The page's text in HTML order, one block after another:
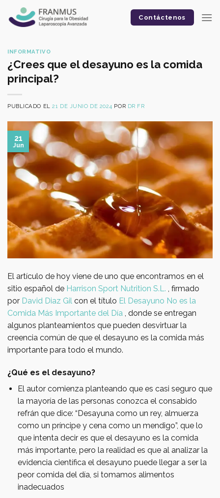
content
Contáctenos
INFORMATIVO
¿Crees que el desayuno es la comida
principal?
PUBLICADO EL21 DE JUNIO DE 2024 POR DR FR
21
Jun
El artículo de hoy viene de uno que encontramos en el
sitio español de Harrison Sport Nutrition S.L. , firmado
por David Diaz Gil con el título El Desayuno No es la
Comida Más Importante del Día , donde se entregan
algunos planteamientos que pueden desvirtuar la
creencia común de que el desayuno es la comida más
importante para todo el mundo.
¿Qué es el desayuno?
El autor comienza planteando que es casi seguro que
la mayoría de las personas conozca el consabido
refrán que dice: “Desayuna como un rey, almuerza
como un príncipe y cena como un mendigo”, que lo
que intenta decir es que el desayuno es la comida
más importante, pero la realidad es que al analizar la
evidencia científica el desayuno puede llegar a ser la
peor comida del día, si tomamos alimentos
inadecuados